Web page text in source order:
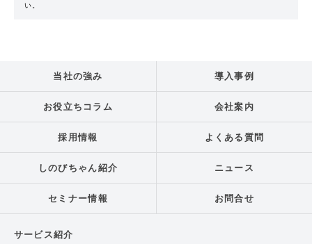
い。
当社の強み 導入事例
お役立ちコラム 会社案内
採用情報 よくある質問
しのびちゃん紹介 ニュース
セミナー情報 お問合せ
サービス紹介